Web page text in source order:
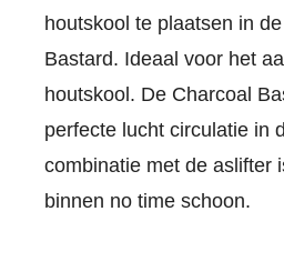
houtskool te plaatsen in
Bastard. Ideaal voor het
houtskool. De Charcoal
perfecte lucht circulatie in
combinatie met de aslifter
binnen no time schoon.